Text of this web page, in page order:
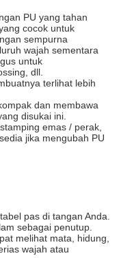
PU yang tahan
cocok untuk
sempurna
wajah sementara
untuk
dll.
terlihat lebih
dan membawa
disukai ini.
emas / perak,
jika mengubah PU
pas di tangan Anda.
sebagai penutup.
melihat mata, hidung,
wajah atau